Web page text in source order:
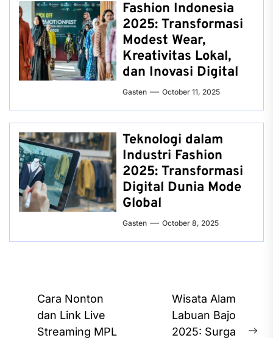
Fashion Indonesia
2025: Transformasi
Modest Wear,
Kreativitas Lokal,
dan Inovasi Digital
Gasten October 11, 2025
Teknologi dalam
Industri Fashion
2025: Transformasi
Digital Dunia Mode
Global
Gasten October 8, 2025
Post
navigation
Cara Nonton
dan Link Live
Streaming MPL
Wisata Alam
Labuan Bajo
2025: Surga